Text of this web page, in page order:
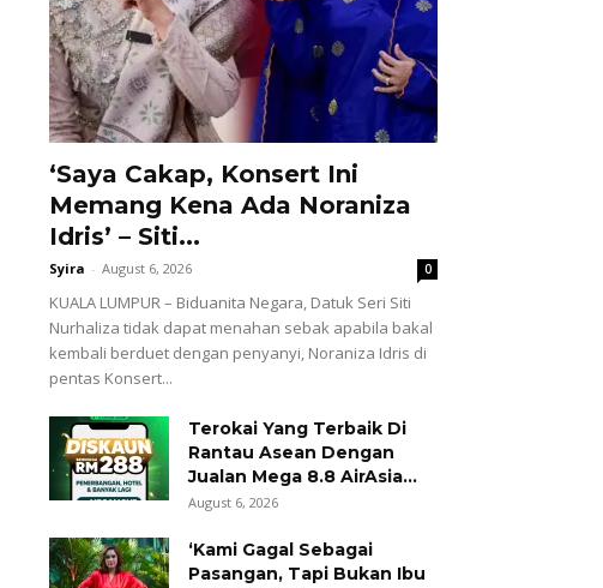
‘Saya Cakap, Konsert Ini
Memang Kena Ada Noraniza
Idris’ – Siti...
Syira - August 6, 2026 0
KUALA LUMPUR – Biduanita Negara, Datuk Seri Siti
Nurhaliza tidak dapat menahan sebak apabila bakal
kembali berduet dengan penyanyi, Noraniza Idris di
pentas Konsert...
Terokai Yang Terbaik Di
Rantau Asean Dengan
Jualan Mega 8.8 AirAsia...
August 6, 2026
‘Kami Gagal Sebagai
Pasangan, Tapi Bukan Ibu